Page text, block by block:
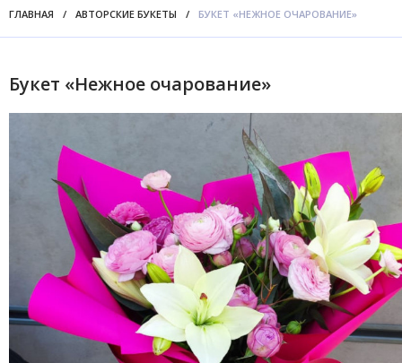
ГЛАВНАЯ / АВТОРСКИЕ БУКЕТЫ / БУКЕТ «НЕЖНОЕ ОЧАРОВАНИЕ»
Букет «Нежное очарование»